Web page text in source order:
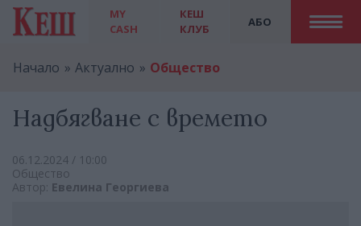
MY
CASH
АБО
КЕШ
КЛУБ
Начало Актуално Общество
Надбягване с времето
06.12.2024 / 10:00
Общество
Автор: Евелина Георгиева